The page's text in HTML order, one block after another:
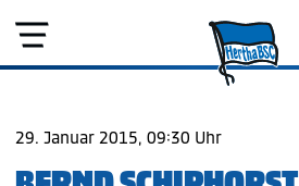
29. Januar 2015, 09:30 Uhr